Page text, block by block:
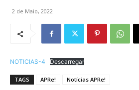
2 de Maio, 2022
NOTICIAS-4 Descarregar
TAGS APRe! Notícias APRe!